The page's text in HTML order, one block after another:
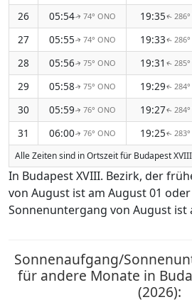
26
05:54↑ 74° ONO 19:35↑
27
05:55↑ 74° ONO 19:33↑
28
05:56↑ 75° ONO 19:31 ↑
29
05:58↑ 75° ONO 19:29↑
30
05:59↑ 76° ONO 19:27↑
31
06:00↑ 76° ONO 19:25↑
Alle Zeiten sind in Ortszeit für Budapest
In Budapest XVIII. Bezirk, der
von August ist am August 01
Sonnenuntergang von August ist
Sonnenaufgang/
für andere Monate in
(2026):